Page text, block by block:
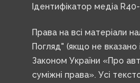
Ідентифікатор медіа
Права на всі матеріали
Погляд" (якщо не
Законом України «Про
суміжні права». Усі